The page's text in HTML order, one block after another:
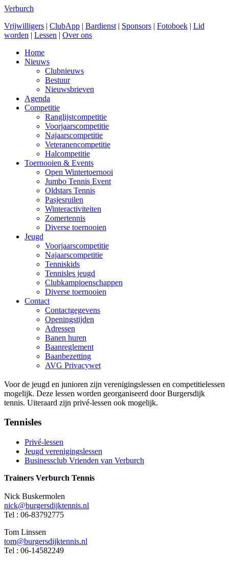
Verburch
Vrijwilligers | ClubApp | Bardienst | Sponsors | Fotoboek | Lid
worden | Lessen | Over ons
Home
Nieuws
Clubnieuws
Bestuur
Nieuwsbrieven
Agenda
Competitie
Ranglijstcompetitie
Voorjaarscompetitie
Najaarscompetitie
Veteranencompetitie
Halcompetitie
Toernooien & Events
Open Wintertoernooi
Jumbo Tennis Event
Oldstars Tennis
Pasjesruilen
Winteractiviteiten
Zomertennis
Diverse toernooien
Jeugd
Voorjaarscompetitie
Najaarscompetitie
Tenniskids
Tennisles jeugd
Clubkampioenschappen
Diverse toernooien
Contact
Contactgegevens
Openingstijden
Adressen
Banen huren
Baanreglement
Baanbezetting
AVG Privacywet
Voor de jeugd en junioren zijn verenigingslessen en competitielessen
mogelijk. Deze lessen worden georganiseerd door Burgersdijk
tennis. Uiteraard zijn privé-lessen ook mogelijk.
Tennisles
Privé-lessen
Jeugd verenigingslessen
Businessclub Vrienden van Verburch
Trainers Verburch Tennis
Nick Buskermolen
nick@burgersdijktennis.nl
Tel : 06-83792775
Tom Linssen
tom@burgersdijktennis.nl
Tel : 06-14582249